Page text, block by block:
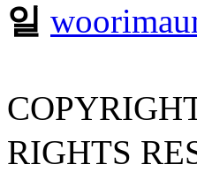
일
RIGHTS